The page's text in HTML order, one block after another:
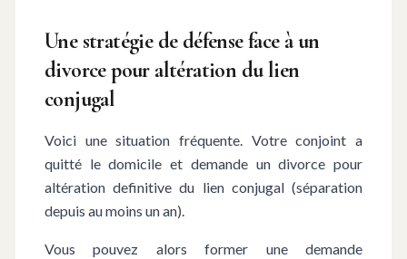
Une stratégie de défense face à un
divorce pour altération du lien
conjugal
Voici une situation fréquente. Votre conjoint a
quitté le domicile et demande un divorce pour
altération definitive du lien conjugal (séparation
depuis au moins un an).
Vous pouvez alors former une demande